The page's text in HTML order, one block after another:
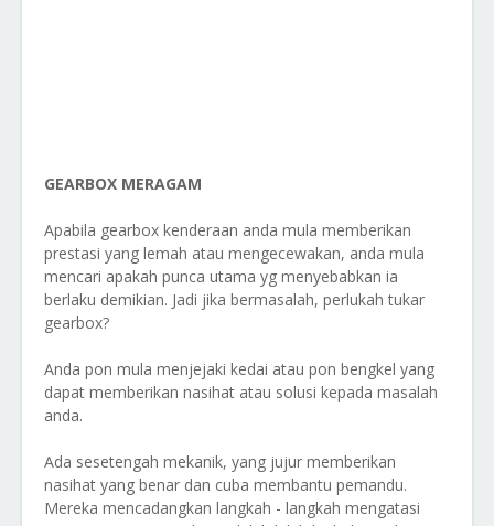
GEARBOX MERAGAM
Apabila gearbox kenderaan anda mula memberikan
prestasi yang lemah atau mengecewakan, anda mula
mencari apakah punca utama yg menyebabkan ia
berlaku demikian. Jadi jika bermasalah, perlukah tukar
gearbox?
Anda pon mula menjejaki kedai atau pon bengkel yang
dapat memberikan nasihat atau solusi kepada masalah
anda.
Ada sesetengah mekanik, yang jujur memberikan
nasihat yang benar dan cuba membantu pemandu.
Mereka mencadangkan langkah - langkah mengatasi